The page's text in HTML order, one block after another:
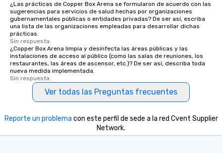
¿Las prácticas de Copper Box Arena se formularon de acuerdo con las
sugerencias para servicios de salud hechas por organizaciones
gubernamentales públicas o entidades privadas? De ser así, escriba
una lista de las organizaciones empleadas para desarrollar dichas
prácticas.
Sin respuesta.
¿Copper Box Arena limpia y desinfecta las áreas públicas y las
instalaciones de acceso al público (como las salas de reuniones, los
restaurantes, las áreas de ascensor, etc.)? De ser así, describa toda
nueva medida implementada.
Sin respuesta.
Ver todas las Preguntas frecuentes
Reporte un problema con este perfil de sede a la red Cvent Supplier
Network.